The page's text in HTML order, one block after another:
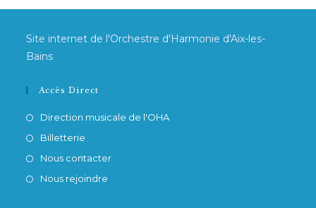
Site internet de l'Orchestre d'Harmonie d'Aix-les-
Bains
Accès Direct
Direction musicale de l'OHA
Billetterie
Nous contacter
Nous rejoindre